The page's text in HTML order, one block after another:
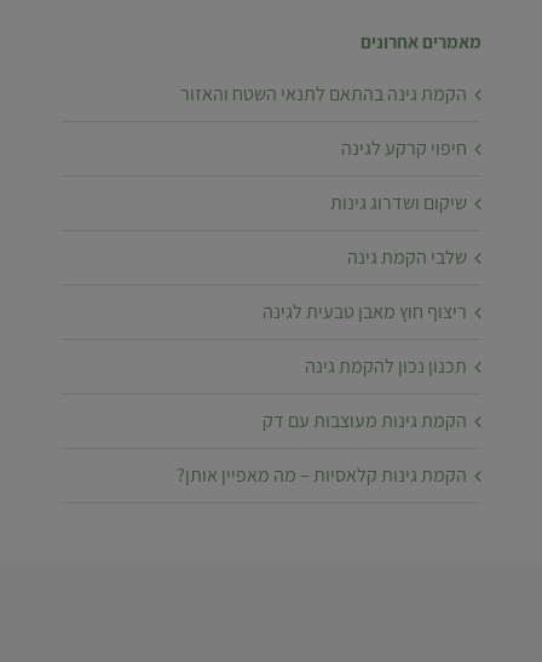
מאמרים אחרונים
הקמת גינה בהתאם לתנאי השטח והאזור
חיפוי קרקע לגינה
שיקום ושדרוג גינות
שלבי הקמת גינה
ריצוף חוץ מאבן טבעית לגינה
תכנון נכון להקמת גינה
הקמת גינות מעוצבות עם דק
הקמת גינות קלאסיות – מה מאפיין אותן?